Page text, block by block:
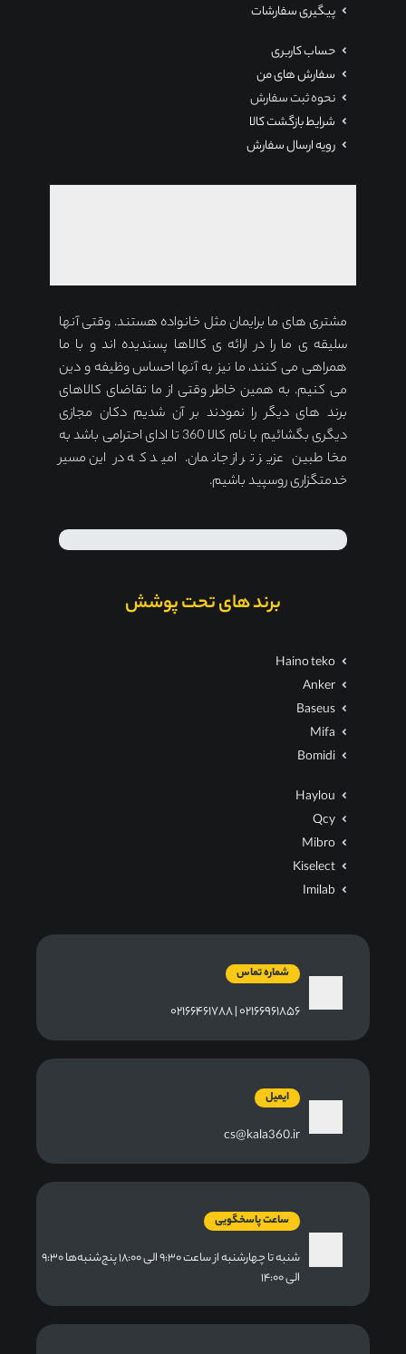
پیگیری سفارشات
حساب کاربری
سفارش های من
نحوه ثبت سفارش
شرایط بازگشت کالا
رویه ارسال سفارش
مشتری های ما برایمان مثل خانواده هستند. وقتی آنها
سلیقه ی ما را در ارائه ی کالاها پسندیده اند و با ما
همراهی می کنند، ما نیز به آنها احساس وظیفه و دین
می کنیم. به همین خاطر وقتی از ما تقاضای کالاهای
برند های دیگر را نمودند بر آن شدیم دکان مجازی
دیگری بگشائیم با نام کالا 360 تا ادای احترامی باشد به
مخاطبین عزیز تر از جانمان. امید که در این مسیر
خدمتگزاری روسپید باشیم.
برند های تحت پوشش
Haino teko
Anker
Baseus
Mifa
Bomidi
Haylou
Qcy
Mibro
Kiselect
Imilab
شماره تماس
۰۲۱۶۶۹۶۱۸۵۶ | ۰۲۱۶۶۴۶۱۷۸۸
ایمیل
cs@kala360.ir
ساعت پاسخگویی
شنبه تا چهارشنبه از ساعت ۹:۳۰ الی ۱۸:۰۰ پنج‌شنبه‌ها ۹:۳۰
الی ۱۴:۰۰